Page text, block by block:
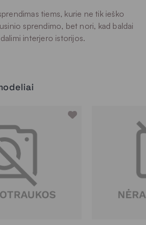
tiems, kurie ne tik ieško
sprendimo, bet nori, kad baldai
interjero istorijos.